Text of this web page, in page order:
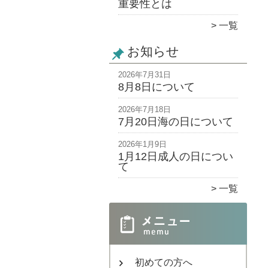
重要性とは
一覧
お知らせ
2026年7月31日
8月8日について
2026年7月18日
7月20日海の日について
2026年1月9日
1月12日成人の日につい
て
一覧
初めての方へ